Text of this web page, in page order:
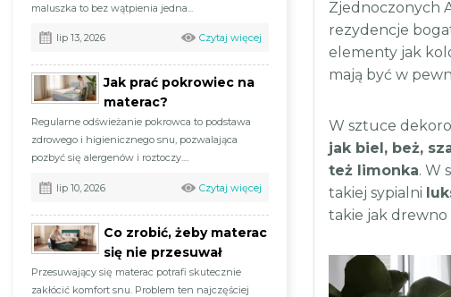
maluszka to bez wątpienia jedna...
lip 13, 2026 Czytaj więcej
Jak prać pokrowiec na
materac?
Regularne odświeżanie pokrowca to podstawa
zdrowego i higienicznego snu, pozwalająca
pozbyć się alergenów i roztoczy....
lip 10, 2026 Czytaj więcej
Co zrobić, żeby materac
się nie przesuwał
Przesuwający się materac potrafi skutecznie
zakłócić komfort snu. Problem ten najczęściej
Zjednoczonych
rezydencje
elementy jak
mają być w
W sztuce
jak biel, beż,
też limonka. W
takiej sypialni
takie jak drewno